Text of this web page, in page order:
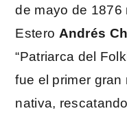
de mayo de 1876
Estero Andrés
“Patriarca del
fue el primer
nativa,